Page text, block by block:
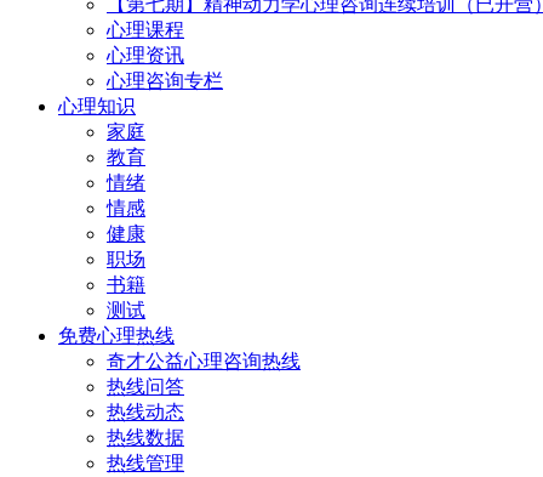
【第七期】精神动力学心理咨询连续培训（已开营）
心理课程
心理资讯
心理咨询专栏
心理知识
家庭
教育
情绪
情感
健康
职场
书籍
测试
免费心理热线
奇才公益心理咨询热线
热线问答
热线动态
热线数据
热线管理